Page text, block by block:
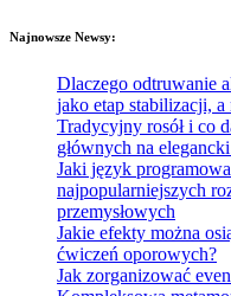
Najnowsze Newsy:
Dlaczego odtruwanie
jako etap stabilizacji, a
Tradycyjny rosół i co
głównych na
Jaki język
najpopularniejszych
przemysłowych
Jakie efekty można
ćwiczeń oporowych?
Jak zorganizować